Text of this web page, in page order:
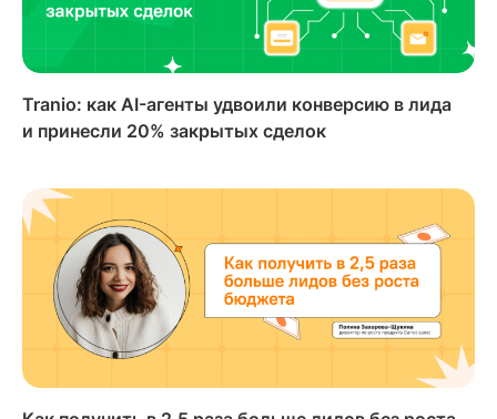
Tranio: как AI-агенты удвоили конверсию в лида
и принесли 20% закрытых сделок